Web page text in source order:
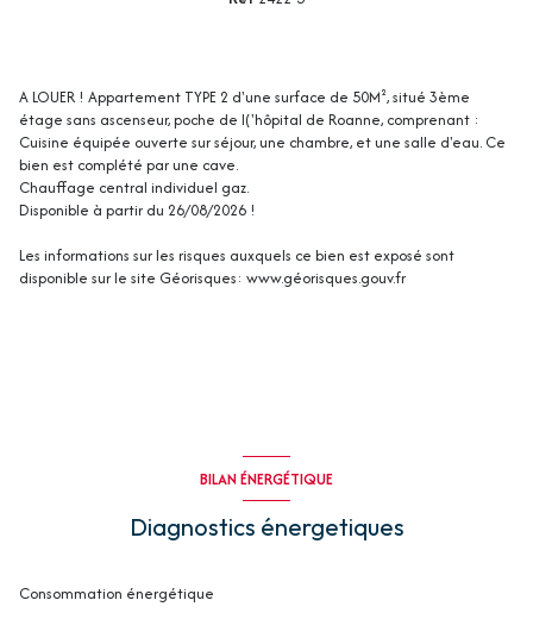
A LOUER ! Appartement TYPE 2 d'une surface de 50M², situé 3ème
étage sans ascenseur, poche de l('hôpital de Roanne, comprenant :
Cuisine équipée ouverte sur séjour, une chambre, et une salle d'eau. Ce
bien est complété par une cave.
Chauffage central individuel gaz.
Disponible à partir du 26/08/2026 !
Les informations sur les risques auxquels ce bien est exposé sont
disponible sur le site Géorisques: www.géorisques.gouv.fr
BILAN ÉNERGÉTIQUE
Diagnostics énergetiques
Consommation énergétique